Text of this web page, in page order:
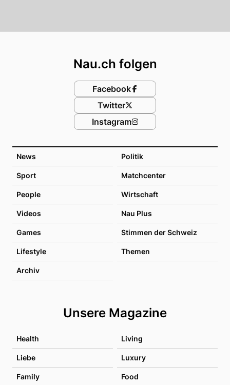
News Politik
Sport Matchcenter
People Wirtschaft
Videos Nau Plus
Games Stimmen der Schweiz
Lifestyle Themen
Archiv
Unsere Magazine
Health Living
Liebe Luxury
Family Food
Nau.ch folgen
Facebook
Twitter
Instagram